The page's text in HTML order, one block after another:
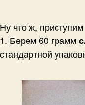
Ну что ж, приступим
1. Берем 60 грамм
стандартной